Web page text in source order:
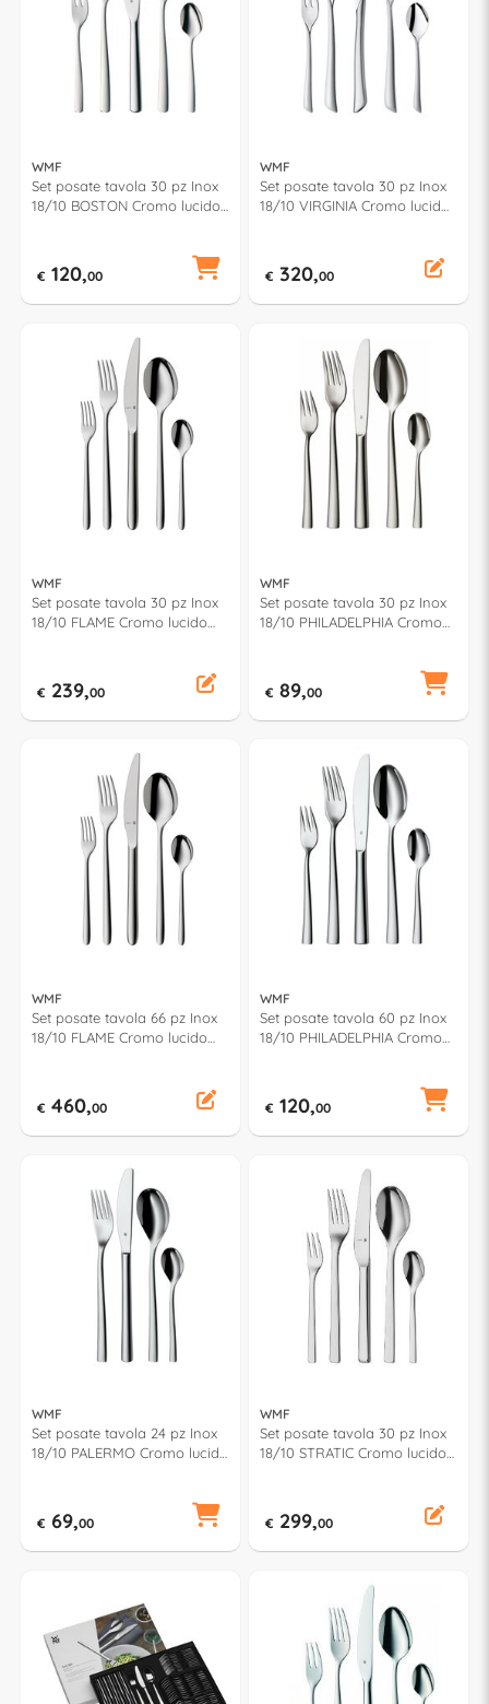
WMF
Set posate tavola 30 pz Inox
18/10 BOSTON Cromo lucido
€ 120,00
WMF
Set posate tavola 30 pz Inox
18/10 VIRGINIA Cromo lucido
€ 320,00
WMF
Set posate tavola 30 pz Inox
18/10 FLAME Cromo lucido
€ 239,00
WMF
Set posate tavola 30 pz Inox
18/10 PHILADELPHIA Cromo
€ 89,00
WMF
Set posate tavola 66 pz Inox
18/10 FLAME Cromo lucido
€ 460,00
WMF
Set posate tavola 60 pz Inox
18/10 PHILADELPHIA Cromo
€ 120,00
WMF
Set posate tavola 24 pz Inox
18/10 PALERMO Cromo lucido
€ 69,00
WMF
Set posate tavola 30 pz Inox
18/10 STRATIC Cromo lucido
€ 299,00